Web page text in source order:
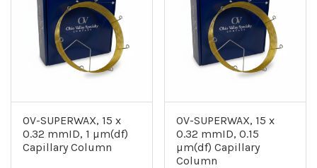
OV-SUPERWAX, 15 x
0.32 mmID, 1 µm(df)
Capillary Column
OV-SUPERWAX, 15 x
0.32 mmID, 0.15
µm(df) Capillary
Column